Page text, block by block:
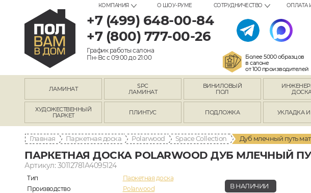
КОМПАНИЯ О ШОУ-РУМЕ СОТРУДНИЧЕСТВО ОПЛАТА
+7 (499) 648-00-84
+7 (800) 777-00-26
График работы салона
Пн-Вс с 09:00 до 21:00
Более 5000 образцов
в салоне
от 100 производителей
ЛАМИНАТ
SPC
ЛАМИНАТ
ВИНИЛОВЫЙ
ПОЛ
ХУДОЖЕСТВЕННЫЙ
ПАРКЕТ
ПЛИНТУС ПОДЛОЖКА УКЛАДКА И
Главная Паркетная доска Polarwood Space Collection Дуб млечный путь
ПАРКЕТНАЯ ДОСКА POLARWOOD ДУБ МЛЕЧНЫЙ
Артикул: 30112781A4095124
Тип
Паркетная доска
Производство
Polarwood
В НАЛИЧИИ